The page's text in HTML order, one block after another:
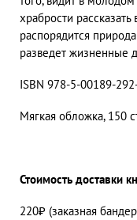
храбрости
распорядится
разведет жизненные
ISBN 978-5-00189-
Мягкая обложка, 150
Стоимость доставки
220₽ (заказная